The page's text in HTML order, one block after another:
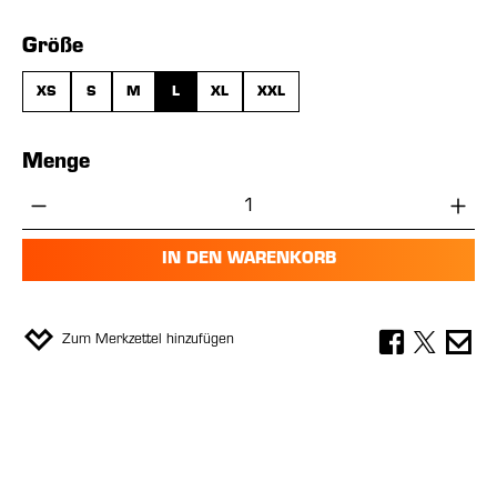
Größeauswählen
XS S M L XL XXL
Menge
Produkt Anzahl: Gib den gewünschten
IN DEN WARENKORB
Zum Merkzettel hinzufügen